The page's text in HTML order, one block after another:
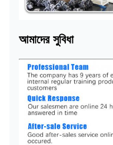
আমাদের সুবিধা